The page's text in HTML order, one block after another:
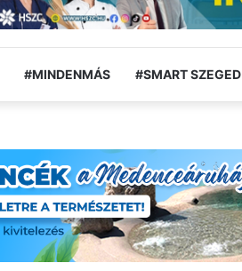
#MINDENMÁS #SMART SZEGED